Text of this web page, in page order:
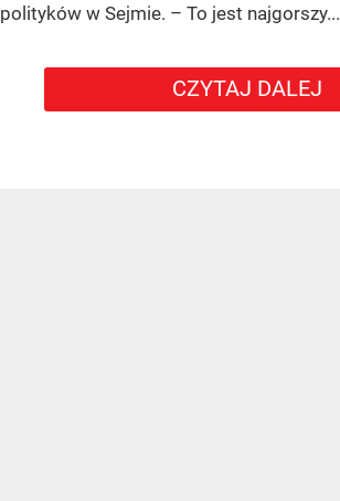
polityków w Sejmie. – To jest najgorszy...
CZYTAJ DALEJ